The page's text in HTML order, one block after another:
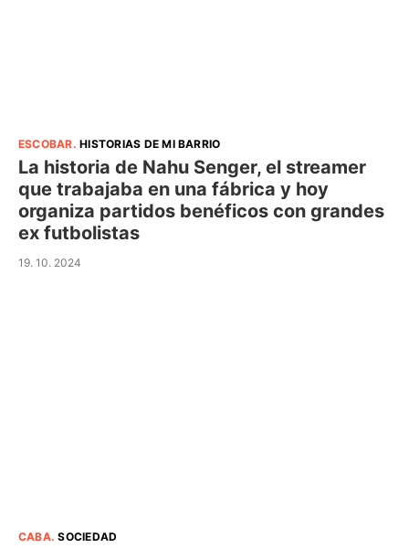
ESCOBAR.HISTORIAS DE MI BARRIO
La historia de Nahu Senger, el streamer
que trabajaba en una fábrica y hoy
organiza partidos benéficos con grandes
ex futbolistas
19. 10. 2024
CABA.SOCIEDAD